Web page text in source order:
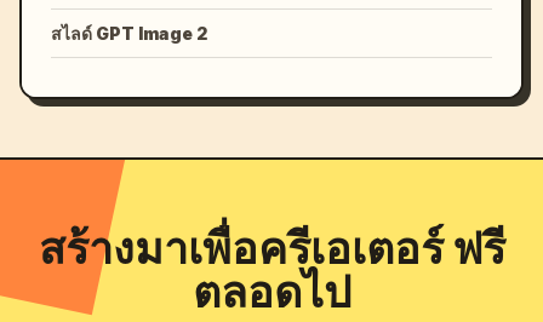
สไลด์ GPT Image 2
สร้างมาเพื่อครีเอเตอร์ ฟรี
ตลอดไป